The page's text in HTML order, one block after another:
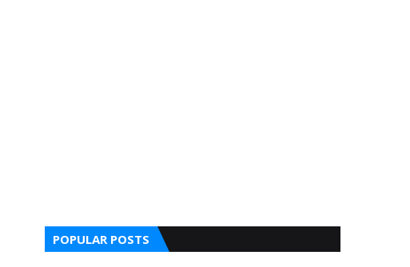
POPULAR POSTS